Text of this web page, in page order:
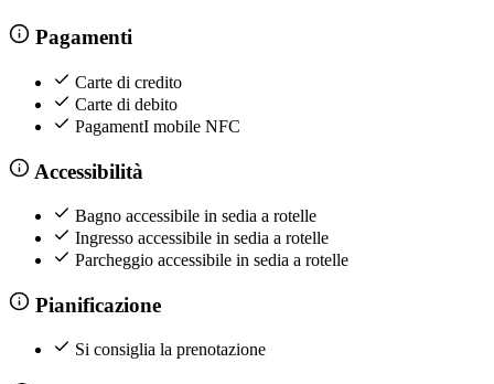
Pagamenti
Carte di credito
Carte di debito
PagamentI mobile NFC
Accessibilità
Bagno accessibile in sedia a rotelle
Ingresso accessibile in sedia a rotelle
Parcheggio accessibile in sedia a rotelle
Pianificazione
Si consiglia la prenotazione